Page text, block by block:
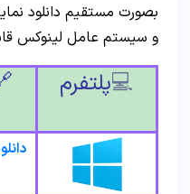
بصورت مستقیم دانلود
و سیستم عامل لینوکس
💻پلتفرم